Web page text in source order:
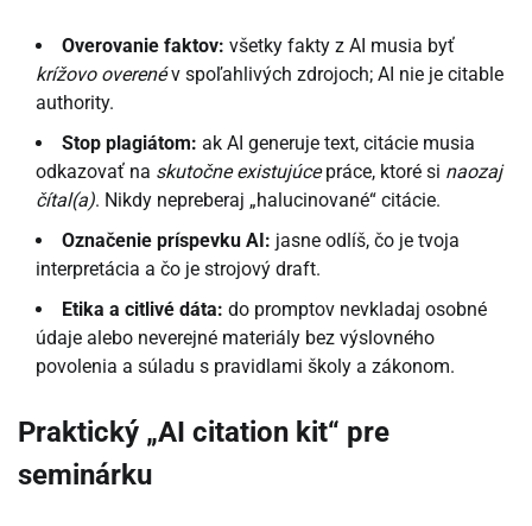
Overovanie faktov: všetky fakty z AI musia byť
krížovo overenév spoľahlivých zdrojoch; AI nie je citable
authority.
Stop plagiátom: ak AI generuje text, citácie musia
odkazovať na skutočne existujúcepráce, ktoré si naozaj
čítal(a). Nikdy nepreberaj „halucinované“ citácie.
Označenie príspevku AI: jasne odlíš, čo je tvoja
interpretácia a čo je strojový draft.
Etika a citlivé dáta: do promptov nevkladaj osobné
údaje alebo neverejné materiály bez výslovného
povolenia a súladu s pravidlami školy a zákonom.
Praktický „AI citation kit“ pre
seminárku